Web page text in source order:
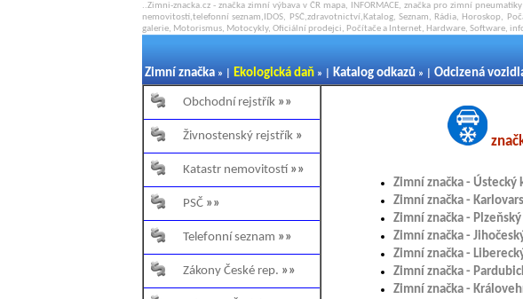
..Zimni-znacka.cz - značka zimní výbava v ČR mapa, INFORMACE, značka pro zimní
nemovitostí,telefonní seznam,IDOS, PSČ,zdravotnictví,Katalog, Seznam, Rádia, Horoskop,
galerie, Motorismus, Motocykly, Oficiální prodejci, Počítače a Internet, Hardware, Software,
Zimní značka » | Ekologická daň » | Katalog odkazů » | Odcizená
Obchodní rejstřík »»
Živnostenský rejstřík »
Katastr nemovitostí »»
PSČ »»
Telefonní seznam »»
Zákony České rep. »»
Zimní značka - Ústecký
Zimní značka -
Zimní značka -
Zimní značka -
Zimní značka -
Zimní značka -
Zimní značka -